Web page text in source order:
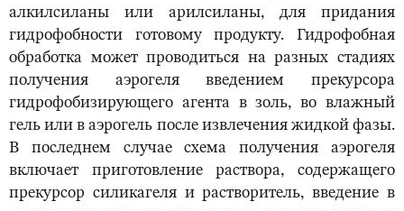
алкилсиланы или арилсиланы, для придания
гидрофобности готовому продукту. Гидрофобная
обработка может проводиться на разных стадиях
получения аэрогеля введением прекурсора
гидрофобизирующего агента в золь, во влажный
гель или в аэрогель после извлечения жидкой фазы.
В последнем случае схема получения аэрогеля
включает приготовление раствора, содержащего
прекурсор силикагеля и растворитель, введение в